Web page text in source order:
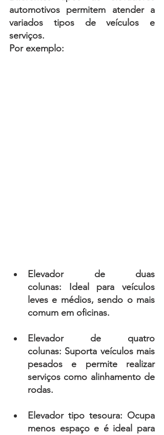
automotivos permitem atender a
variados tipos de veículos e
serviços.
Por exemplo:
Elevador de duas
colunas:
Ideal para veículos
leves e médios, sendo o mais
comum em oficinas.
Elevador de quatro
colunas: Suporta veículos mais
pesados e permite realizar
serviços como alinhamento de
rodas.
Elevador tipo tesoura: Ocupa
menos espaço e é ideal para